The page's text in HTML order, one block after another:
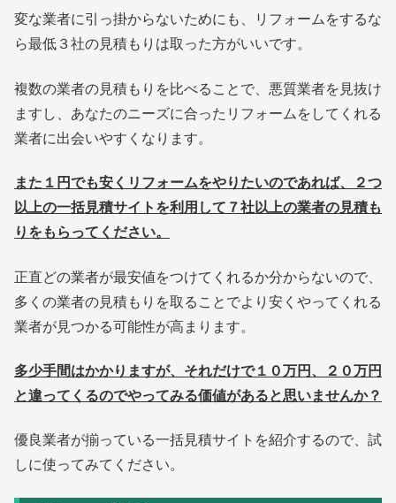
変な業者に引っ掛からないためにも、リフォームをするな
ら最低３社の見積もりは取った方がいいです。
複数の業者の見積もりを比べることで、悪質業者を見抜け
ますし、あなたのニーズに合ったリフォームをしてくれる
業者に出会いやすくなります。
また１円でも安くリフォームをやりたいのであれば、２つ
以上の一括見積サイトを利用して７社以上の業者の見積も
りをもらってください。
正直どの業者が最安値をつけてくれるか分からないので、
多くの業者の見積もりを取ることでより安くやってくれる
業者が見つかる可能性が高まります。
多少手間はかかりますが、それだけで１０万円、２０万円
と違ってくるのでやってみる価値があると思いませんか？
優良業者が揃っている一括見積サイトを紹介するので、試
しに使ってみてください。